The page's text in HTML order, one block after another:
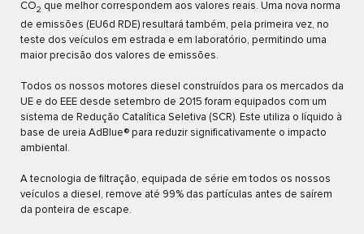
CO2 que melhor correspondem aos valores reais. Uma nova norma
de emissões (EU6d RDE) resultará também, pela primeira vez, no
teste dos veículos em estrada e em laboratório, permitindo uma
maior precisão dos valores de emissões.
Todos os nossos motores diesel construídos para os mercados da
UE e do EEE desde setembro de 2015 foram equipados com um
sistema de Redução Catalítica Seletiva (SCR). Este utiliza o líquido à
base de ureia AdBlue® para reduzir significativamente o impacto
ambiental.
A tecnologia de filtração, equipada de série em todos os nossos
veículos a diesel, remove até 99% das partículas antes de saírem
da ponteira de escape.